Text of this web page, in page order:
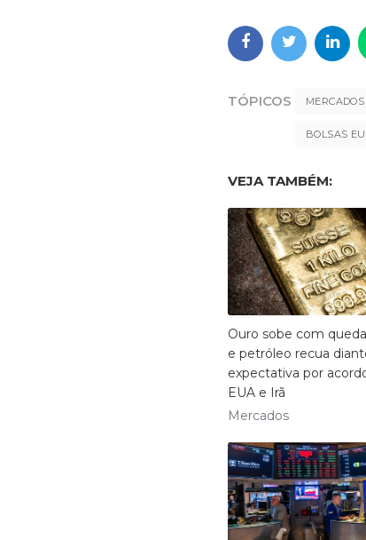
TÓPICOS MERCADOS
BOLSAS
VEJA TAMBÉM:
Ouro sobe com
e petróleo recua
expectativa por
EUA e Irã
Mercados